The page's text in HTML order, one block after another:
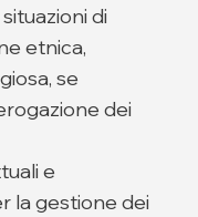
di
etnica,
se
dei
e
la gestione dei